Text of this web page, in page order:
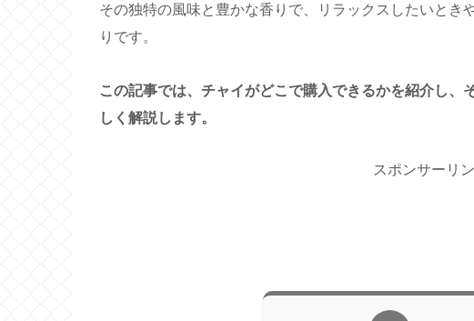
その独特の風味と豊かな香りで、リラックスしたいとき
りです。
この記事では、チャイがどこで購入できるかを紹介し、
しく解説します。
スポンサーリ